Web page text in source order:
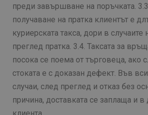
преди завършване на поръчката.
получаване на пратка клиентът е
куриерската такса, дори в случаите
преглед пратка. 3.4. Таксата за
посока се поема от търговеца, ако
стоката е с доказан дефект. Във
случаи, след преглед и отказ без
причина, доставката се заплаща и в